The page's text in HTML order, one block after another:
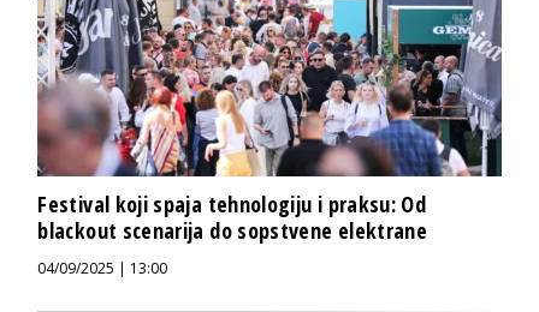
Festival koji spaja tehnologiju i praksu: Od
blackout scenarija do sopstvene elektrane
04/09/2025 | 13:00